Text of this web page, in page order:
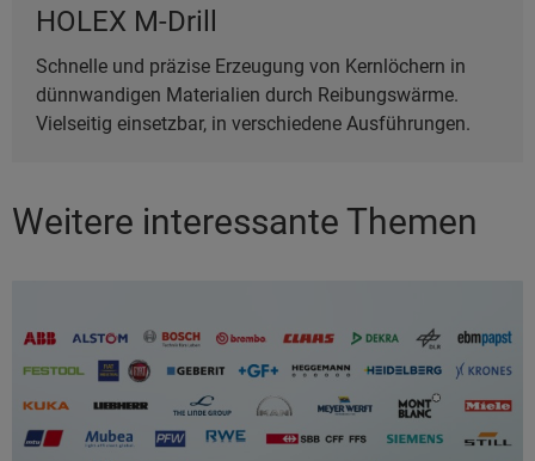
HOLEX M-Drill
Schnelle und präzise Erzeugung von Kernlöchern in
dünnwandigen Materialien durch Reibungswärme.
Vielseitig einsetzbar, in verschiedene Ausführungen.
Weitere interessante Themen